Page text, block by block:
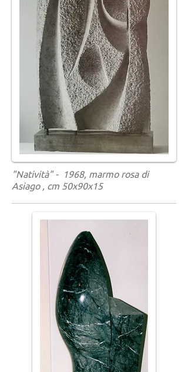
"Natività" - 1968, marmo rosa di
Asiago , cm 50x90x15